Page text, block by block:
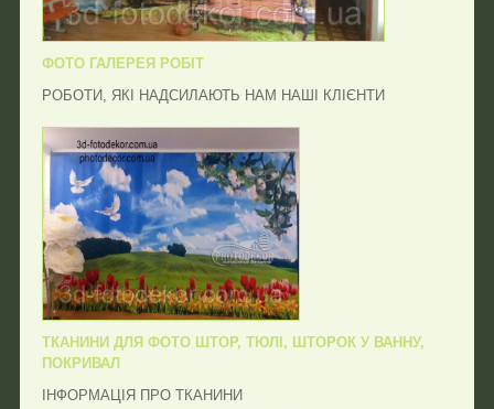
ФОТО ГАЛЕРЕЯ РОБІТ
РОБОТИ, ЯКІ НАДСИЛАЮТЬ НАМ НАШІ КЛІЄНТИ
ТКАНИНИ ДЛЯ ФОТО ШТОР, ТЮЛІ, ШТОРОК У ВАННУ,
ПОКРИВАЛ
ІНФОРМАЦІЯ ПРО ТКАНИНИ